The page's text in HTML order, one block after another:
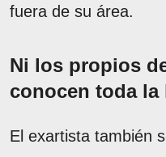
fuera de su área.
Ni los propios
conocen toda la
El exartista también